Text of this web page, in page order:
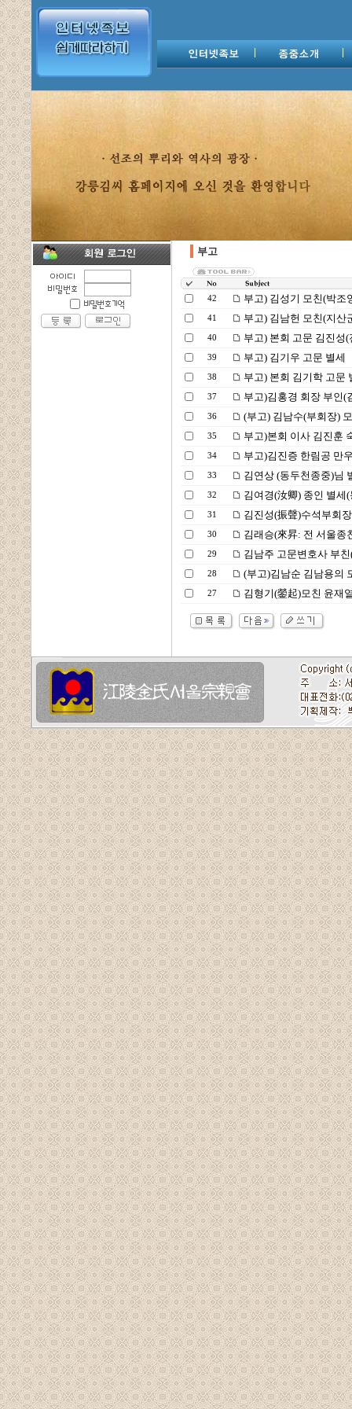
부고
42 부고) 김성기 모친(박조
41 부고) 김남헌 모친(지산
40 부고) 본회 고문 김진성
39 부고) 김기우 고문 별세
38 부고) 본회 김기학 고문
37 부고)김홍경 회장 부인(
36 (부고) 김남수(부회장)
35 부고)본회 이사 김진훈
34 부고)김진증 한림공 만
33 김연상 (동두천종중)님
32 김여경(汝卿) 종인 별세
31 김진성(振聲)수석부회
30 김래승(來昇: 전 서울종
29 김남주 고문변호사 부
28 (부고)김남순 김남용의
27 김형기(鎣起)모친 윤재